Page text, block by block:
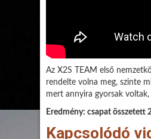
Az X2S TEAM első
rendelte volna meg, szinte
mert annyira gyorsak
Eredmény: csapat összetett
Kapcsolódó